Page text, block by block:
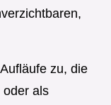
zu, die
oder als